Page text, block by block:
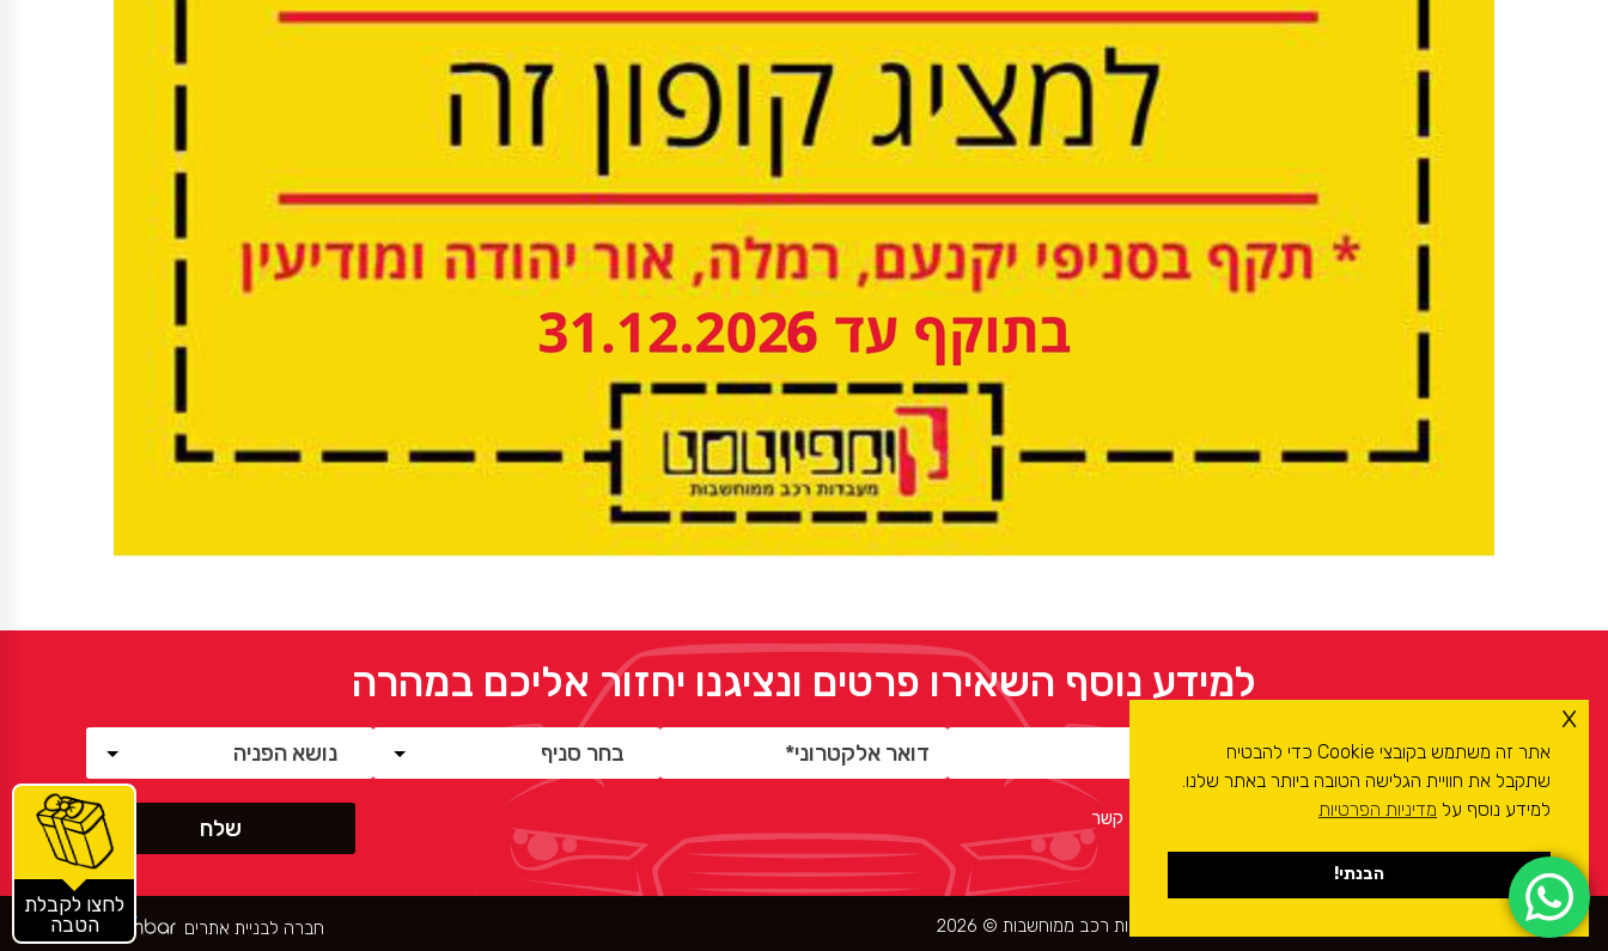
למידע נוסף השאירו פרטים ונציגנו יחזור אליכם במהרה
אני מסכים/ה למדיניות הפרטיות ולעיבוד המידע ליצירת קשר
כל הזכויות שמורות לרשת מכוני הרכב - בדיקות רכב ממוחשבות © 2026 חברה לבניית אתרים
לחצו לקבלת
הטבה
אתר זה משתמש בקובצי Cookie כדי להבטיח
שתקבל את חוויית הגלישה הטובה ביותר באתר שלנו.
למידע נוסף על מדיניות הפרטיות
הבנתי!
x